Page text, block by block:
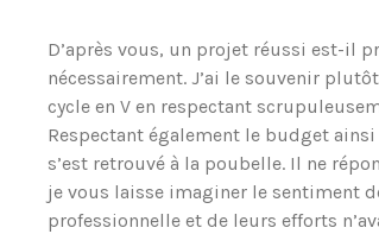
D’après vous, un projet réussi est-il
nécessairement. J’ai le souvenir
cycle en V en respectant
Respectant également le budget
s’est retrouvé à la poubelle. Il ne
je vous laisse imaginer le sentiment
professionnelle et de leurs efforts